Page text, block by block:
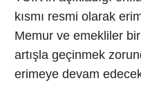
kısmı resmi olarak
Memur ve emekliler
artışla geçinmek
erimeye devam